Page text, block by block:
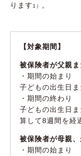
ります 1） 。
【対象期間】
被保険者が父親
・期間の始まり
子どもの出生日
・期間の終わり
子どもの出生日
算して8週間を経
被保険者が母親
・期間の始まり